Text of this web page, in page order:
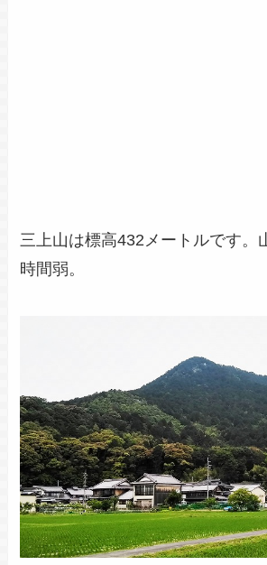
三上山は標高432メートルです。
時間弱。